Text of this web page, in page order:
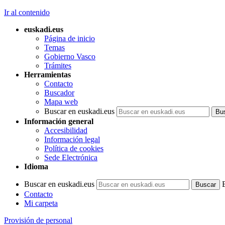
Ir al contenido
euskadi.eus
Página de inicio
Temas
Gobierno Vasco
Trámites
Herramientas
Contacto
Buscador
Mapa web
Buscar en euskadi.eus
Información general
Accesibilidad
Información legal
Política de cookies
Sede Electrónica
Idioma
Buscar en euskadi.eus
Contacto
Mi carpeta
Provisión de personal